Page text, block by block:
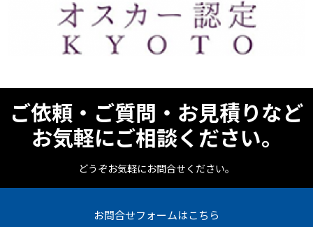
ご依頼・ご質問・お見積りなど
お気軽にご相談ください。
どうぞお気軽にお問合せください。
お問合せフォームはこちら